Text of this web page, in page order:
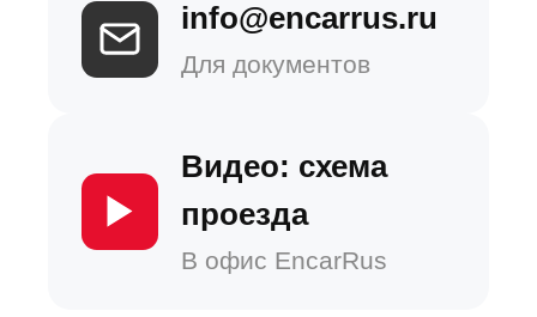
info@encarrus.ru
Для документов
Видео: схема
проезда
В офис EncarRus